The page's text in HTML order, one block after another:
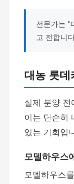
전문가는 "
고 전합니
대농 롯
실제 분양 전
이는 단순히
있는 기회입
모델하우스
모델하우스